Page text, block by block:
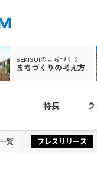
SEKISUIのまちづくり
まちづくりの考え方
特長
覧 プレスリリース